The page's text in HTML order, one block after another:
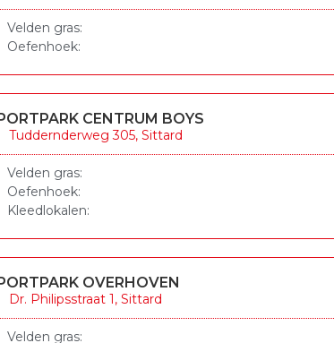
Velden gras:
Oefenhoek:
CENTRUM BOYS
Tuddernderweg 305, Sittard
Velden gras:
Oefenhoek:
Kleedlokalen:
OVERHOVEN
Dr. Philipsstraat 1, Sittard
Velden gras: